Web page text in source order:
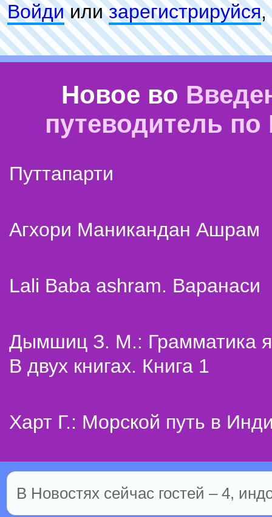
Войдиилизарeгиcтpируйся,
Новое во
путеводитель
Путтапарти
Агхори Маникандан Ашрам
Lali Baba ashram. Варанаси
Дымшиц З. М.: Грамматика
В двух книгах. Книга 1
Харт Г.: Морской путь в
В Новостях сейчас гостей – 4,